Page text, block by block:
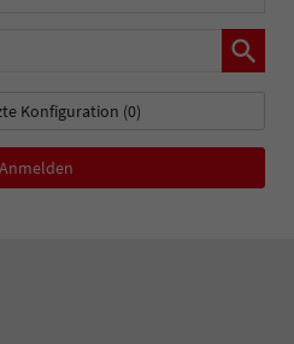
Konfiguration (0)
Anmelden